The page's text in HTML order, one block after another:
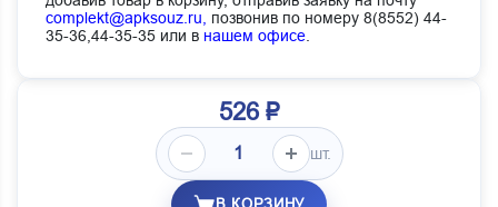
complekt@apksouz.ru,
позвонив по номеру 8(8552) 44-
35-36,44-35-35 или в нашем офисе
526 ₽
шт.